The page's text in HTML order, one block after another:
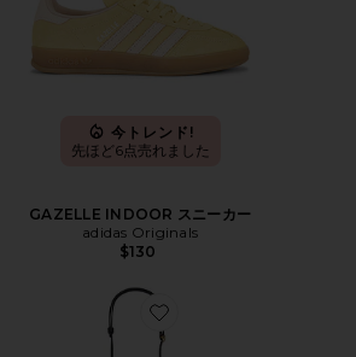
今トレンド!
先ほど6点売れました
GAZELLE INDOOR スニーカー
adidas Originals
$130
Favorite JADE バケットバッグ